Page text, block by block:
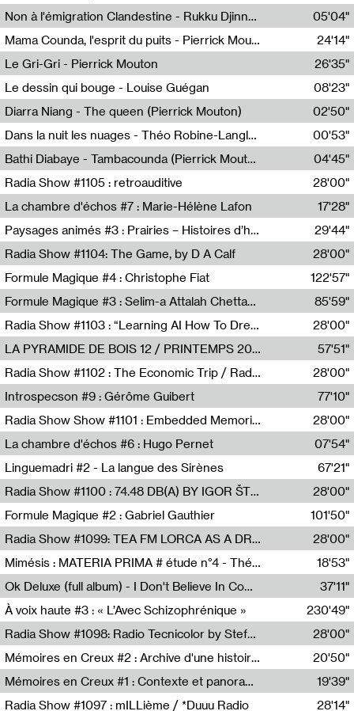
Non à l'émigration Clandestine - Rukku Djinne Squad (Eden Tinto Collins)
Eden Tinto Collins,Rukku Djinne
05'04"
Mama Counda, l'esprit du puits - Pierrick Mouton
Pierrick Mouton
24'14"
Le Gri-Gri - Pierrick Mouton
Pierrick Mouton
26'35"
Le dessin qui bouge - Louise Guégan
Louise Guégan
08'23"
Diarra Niang - The queen (Pierrick Mouton)
Pierrick Mouton,Diarra Niang
02'50"
Dans la nuit les nuages - Théo Robine-Langlois
Théo Robine-Langlois,LD Beat
00'53"
Bathi Diabaye - Tambacounda (Pierrick Mouton)
Pierrick Mouton,Bathi Diabaye
04'45"
Radia Show #1105 : retroauditive
Soundart Radio
28'00"
La chambre d'échos #7 : Marie-Hélène Lafon
Revue Les Chambres,Marie-Hélène Lafon
17'28"
Paysages animés #3 : Prairies – Histoires d’herbes et d’humains
Anne Simon
29'44"
Radia Show #1104: The Game, by D A Calf
Radio One NZ
28'00"
Formule Magique #4 : Christophe Fiat
Nathalie Lacroix
122'57"
Formule Magique #3 : Selim-a Attalah Chettaoui
Nathalie Lacroix,Selim-a Attalah Chettaoui
85'59"
Radia Show #1103 : “Learning AI How To Dream” by Sebastian Dingens (Radio Campus Bruxelles)
Radio Campus Bruxelles
28'00"
LA PYRAMIDE DE BOIS 12 / PRINTEMPS 2026
Sammy Stein
57'51"
Radia Show #1102 : The Economic Trip / Radio Grenouille
Radio Grenouille
28'00"
Introspecson #9 : Gérôme Guibert
Pierre Henry,Gérôme Guibert
77'10"
Radia Show Show #1101 : Embedded Memories by Jimmy Peggie / radioart106
Jimmy Peggie,radioart106
28'00"
La chambre d'échos #6 : Hugo Pernet
Revue Les Chambres,Hugo Pernet
07'54"
Linguemadri #2 - La langue des Sirènes
Meris Angioletti
67'21"
Radia Show #1100 : 74.48 DB(A) BY IGOR ŠTROMAJER FOR RADIO X
radio x
28'00"
Formule Magique #2 : Gabriel Gauthier
Nathalie Lacroix,Gabriel Gauthier
101'50"
Radia Show #1099: TEA FM LORCA AS A DREAM
TEAFM
28'00"
Mimésis : MATERIA PRIMA # étude n°4 - Théâtre de l’Aquarium
Francesco Russo,Scuola della Crisi
18'53"
Ok Deluxe (full album) - I Don't Believe In Computing
37'11"
À voix haute #3 : « L’Avec Schizophrénique »
230'49"
Radia Show #1098: Radio Tecnicolor by Stefan Nussbaumer & Georg Zichy (Radio Orange 94.0)
Radio Orange 94.0
28'00"
Mémoires en Creux #2 : Archive d'une histoire artistique
Sophie Auger-Grappin
20'50"
Mémoires en Creux #1 : Contexte et panorama
Sophie Auger-Grappin
19'39"
Radia Show #1097 : mILLième / *Duuu Radio
28'14"